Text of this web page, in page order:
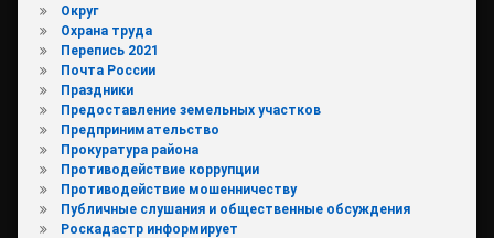
Округ
Охрана труда
Перепись 2021
Почта России
Праздники
Предоставление земельных участков
Предпринимательство
Прокуратура района
Противодействие коррупции
Противодействие мошенничеству
Публичные слушания и общественные обсуждения
Роскадастр информирует